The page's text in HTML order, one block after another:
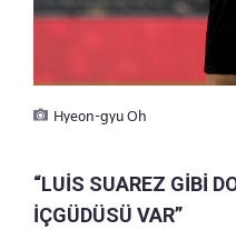
Hyeon-gyu Oh
“LUİS SUAREZ GİBİ
İÇGÜDÜSÜ VAR”